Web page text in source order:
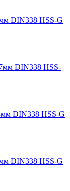
DIN338 HSS-G
DIN338 HSS-
DIN338 HSS-G
DIN338 HSS-G